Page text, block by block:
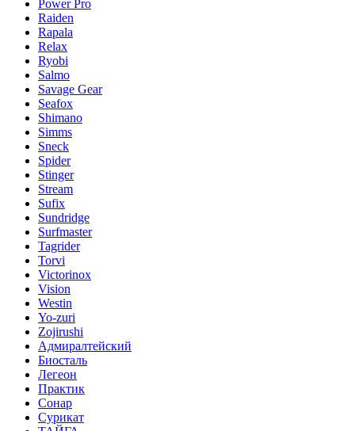
Power Pro
Raiden
Rapala
Relax
Ryobi
Salmo
Savage Gear
Seafox
Shimano
Simms
Sneck
Spider
Stinger
Stream
Sufix
Sundridge
Surfmaster
Tagrider
Torvi
Victorinox
Vision
Westin
Yo-zuri
Zojirushi
Адмиралтейский
Биосталь
Легеон
Практик
Сонар
Сурикат